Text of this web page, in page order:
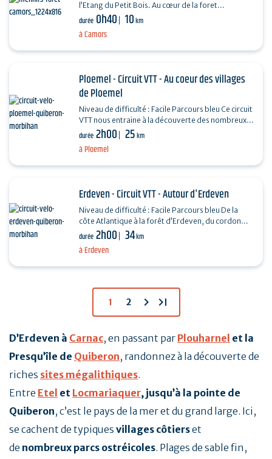
à Camors
l’Etang du Petit Bois. Au cœur de la foret
domaniale de Camors, ce circuit permet de
plonger dans…
durée 0h40 10km
à Ploemel
Ploemel - Circuit VTT - Au coeur des villages
de Ploemel
Niveau de difficulté : Facile Parcours bleu Ce circuit
VTT nous entraine à la découverte des nombreux
hameaux pittoresques que compte la Commune
durée 2h00 25km
à Erdeven
Erdeven - Circuit VTT - Autour d'Erdeven
Niveau de difficulté : Facile Parcours bleu De la
côte Atlantique à la forêt d’Erdeven, du cordon
dunaire au parc du château de Keravéon et à…
durée 2h00 34km
1 2 chevron_right last_page
D’Erdeven à Carnac, en passant par Plouharnel et la
Presqu’île de Quiberon, randonnez à la découverte de
riches sites mégalithiques.
Entre Etel et Locmariaquer, jusqu’à la pointe de
Quiberon, c’est le pays de la mer et du grand large. Ici,
se cachent de typiques villages côtierset
de nombreux parcs ostréicoles. Plages de sable fin,